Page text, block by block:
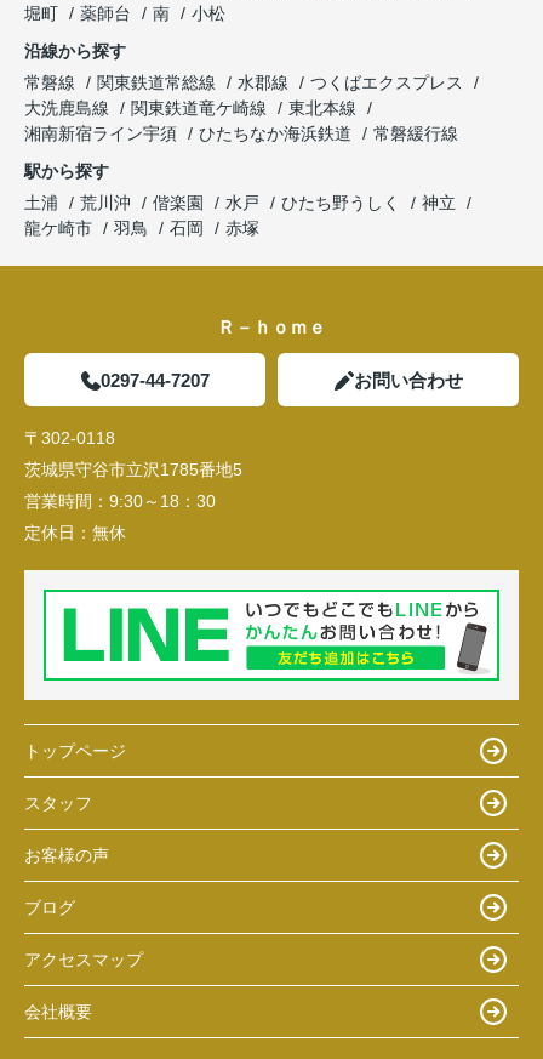
堀町
薬師台 南
小松
沿線から探す
常磐線
関東鉄道常総線 水郡線
つくばエクスプレス
大洗鹿島線
関東鉄道竜ケ崎線
東北本線
湘南新宿ライン宇須
ひたちなか海浜鉄道
常磐緩行線
駅から探す
土浦
荒川沖 偕楽園 水戸 ひたち野うしく
神立
龍ケ崎市
羽鳥 石岡 赤塚
Ｒ－ｈｏｍｅ
0297-44-7207 お問い合わせ
〒302-0118
茨城県守谷市立沢1785番地5
営業時間： 9:30～18：30
定休日： 無休
トップページ
スタッフ
お客様の声
ブログ
アクセスマップ
会社概要